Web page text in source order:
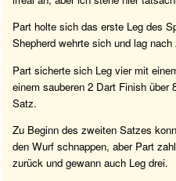
Part holte sich das erste Leg des
Shepherd wehrte sich und lag
Part sicherte sich Leg vier mit
einem sauberen 2 Dart Finish über
Satz.
Zu Beginn des zweiten Satzes
den Wurf schnappen, aber Part
zurück und gewann auch Leg drei.